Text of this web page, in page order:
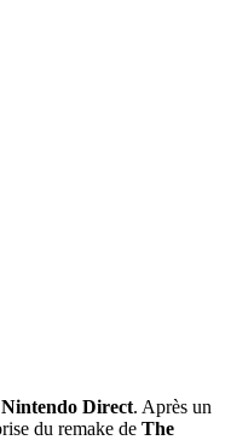
Nintendo Direct. Après un
du remake de The